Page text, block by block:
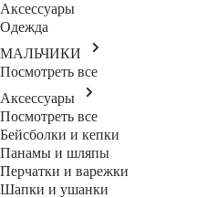
Аксессуары
Одежда
МАЛЬЧИКИ
Посмотреть все
Аксессуары
Посмотреть все
Бейсболки и кепки
Панамы и шляпы
Перчатки и варежки
Шапки и ушанки